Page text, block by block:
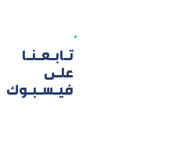
تـابـعـنـا
علـى
فيـسـبـوك